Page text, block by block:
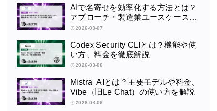
AIで名寄せを効率化する方法とは？
アプローチ・製造業ユースケース・
ツール比較まで解説
2026-08-07
Codex Security CLIとは？機能や使
い方、料金を徹底解説
2026-08-06
Mistral AIとは？主要モデルや料金、
Vibe（旧Le Chat）の使い方を解説
2026-08-06